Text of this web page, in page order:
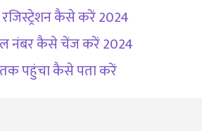
कैसे करें 2024
नंबर कैसे चेंज करें 2024
तक पहुंचा कैसे पता करें